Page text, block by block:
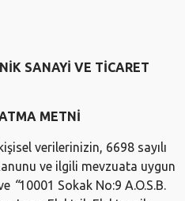
SANAYİ VE TİCARET
METNİ
verilerinizin, 6698 sayılı
ve ilgili mevzuata uygun
“10001 Sokak No:9 A.O.S.B.